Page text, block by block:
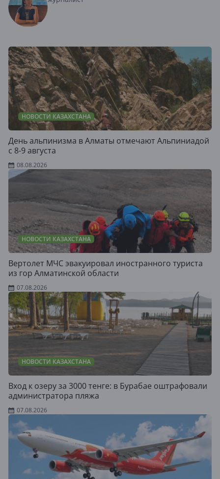
НОВОСТИ КАЗАХСТАНА
День альпинизма в Алматы отмечают Альпиниадой
с 8-9 августа
08.08.2026
НОВОСТИ КАЗАХСТАНА
Вертолет МЧС эвакуировал иностранного туриста
из гор Алматинской области
07.08.2026
НОВОСТИ КАЗАХСТАНА
Вход к озеру за 3000 тенге: в Бурабае оштрафовали
администратора пляжа
07.08.2026